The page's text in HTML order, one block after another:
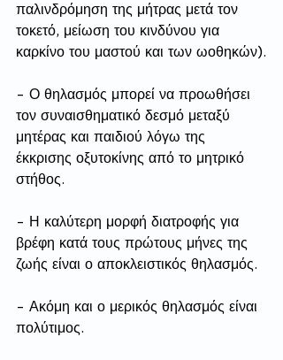
παλινδρόμηση της μήτρας μετά τον
τοκετό, μείωση του κινδύνου για
καρκίνο του μαστού και των ωοθηκών).
- Ο θηλασμός μπορεί να προωθήσει
τον συναισθηματικό δεσμό μεταξύ
μητέρας και παιδιού λόγω της
έκκρισης οξυτοκίνης από το μητρικό
στήθος.
- Η καλύτερη μορφή διατροφής για
βρέφη κατά τους πρώτους μήνες της
ζωής είναι ο αποκλειστικός θηλασμός.
- Ακόμη και ο μερικός θηλασμός είναι
πολύτιμος.